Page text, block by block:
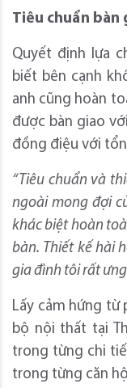
Tiêu chuẩn bàn
Quyết định lựa
biết bên cạnh
anh cũng hoàn
được bàn giao
đồng điệu với
“ Tiêu chuẩn và
ngoài mong đợi
khác biệt hoàn
bàn. Thiết kế hài
gia đình tôi rất
Lấy cảm hứng từ
bộ nội thất tại
trong từng chi
trong từng căn